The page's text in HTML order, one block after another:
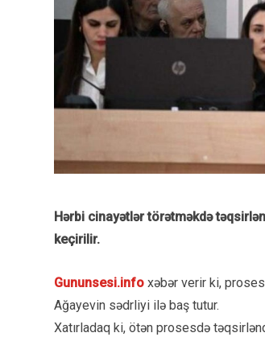
Hərbi cinayətlər törətməkdə
keçirilir.
Gununsesi.info xəbər verir ki,
Ağayevin sədrliyi ilə baş tutur.
Xatırladaq ki, ötən prosesdə